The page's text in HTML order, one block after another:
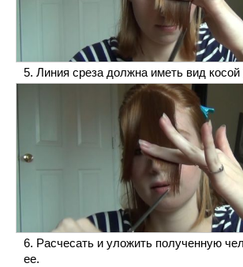
Линия среза должна иметь вид косой
Расчесать и уложить полученную
ее.